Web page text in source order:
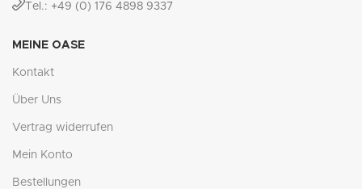
Tel.: +49 (0) 176 4898 9337
MEINE OASE
Kontakt
Über Uns
Vertrag widerrufen
Mein Konto
Bestellungen